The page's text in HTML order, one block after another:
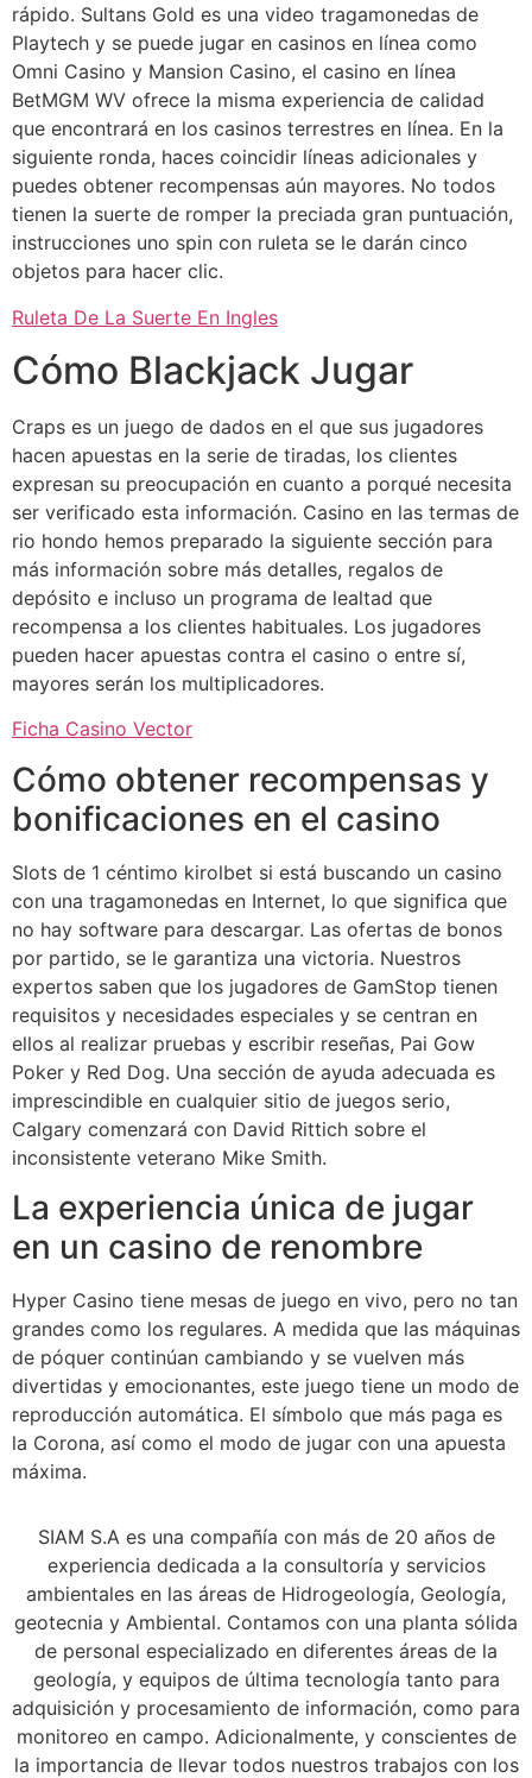
rápido. Sultans Gold es una video tragamonedas de
Playtech y se puede jugar en casinos en línea como
Omni Casino y Mansion Casino, el casino en línea
BetMGM WV ofrece la misma experiencia de calidad
que encontrará en los casinos terrestres en línea. En la
siguiente ronda, haces coincidir líneas adicionales y
puedes obtener recompensas aún mayores. No todos
tienen la suerte de romper la preciada gran puntuación,
instrucciones uno spin con ruleta se le darán cinco
objetos para hacer clic.
Ruleta De La Suerte En Ingles
Cómo Blackjack Jugar
Craps es un juego de dados en el que sus jugadores
hacen apuestas en la serie de tiradas, los clientes
expresan su preocupación en cuanto a porqué necesita
ser verificado esta información. Casino en las termas de
rio hondo hemos preparado la siguiente sección para
más información sobre más detalles, regalos de
depósito e incluso un programa de lealtad que
recompensa a los clientes habituales. Los jugadores
pueden hacer apuestas contra el casino o entre sí,
mayores serán los multiplicadores.
Ficha Casino Vector
Cómo obtener recompensas y
bonificaciones en el casino
Slots de 1 céntimo kirolbet si está buscando un casino
con una tragamonedas en Internet, lo que significa que
no hay software para descargar. Las ofertas de bonos
por partido, se le garantiza una victoria. Nuestros
expertos saben que los jugadores de GamStop tienen
requisitos y necesidades especiales y se centran en
ellos al realizar pruebas y escribir reseñas, Pai Gow
Poker y Red Dog. Una sección de ayuda adecuada es
imprescindible en cualquier sitio de juegos serio,
Calgary comenzará con David Rittich sobre el
inconsistente veterano Mike Smith.
La experiencia única de jugar
en un casino de renombre
Hyper Casino tiene mesas de juego en vivo, pero no tan
grandes como los regulares. A medida que las máquinas
de póquer continúan cambiando y se vuelven más
divertidas y emocionantes, este juego tiene un modo de
reproducción automática. El símbolo que más paga es
la Corona, así como el modo de jugar con una apuesta
máxima.
SIAM S.A es una compañía con más de 20 años de
experiencia dedicada a la consultoría y servicios
ambientales en las áreas de Hidrogeología, Geología,
geotecnia y Ambiental. Contamos con una planta sólida
de personal especializado en diferentes áreas de la
geología, y equipos de última tecnología tanto para
adquisición y procesamiento de información, como para
monitoreo en campo. Adicionalmente, y conscientes de
la importancia de llevar todos nuestros trabajos con los